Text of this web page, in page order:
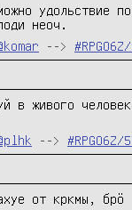
удольствие
неоч.
-->
в живого
--> #RPGO6Z/
от кркмы, брö